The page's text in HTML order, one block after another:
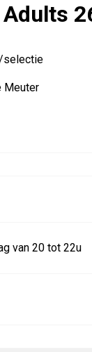
selectie
Meuter
van 20 tot 22u